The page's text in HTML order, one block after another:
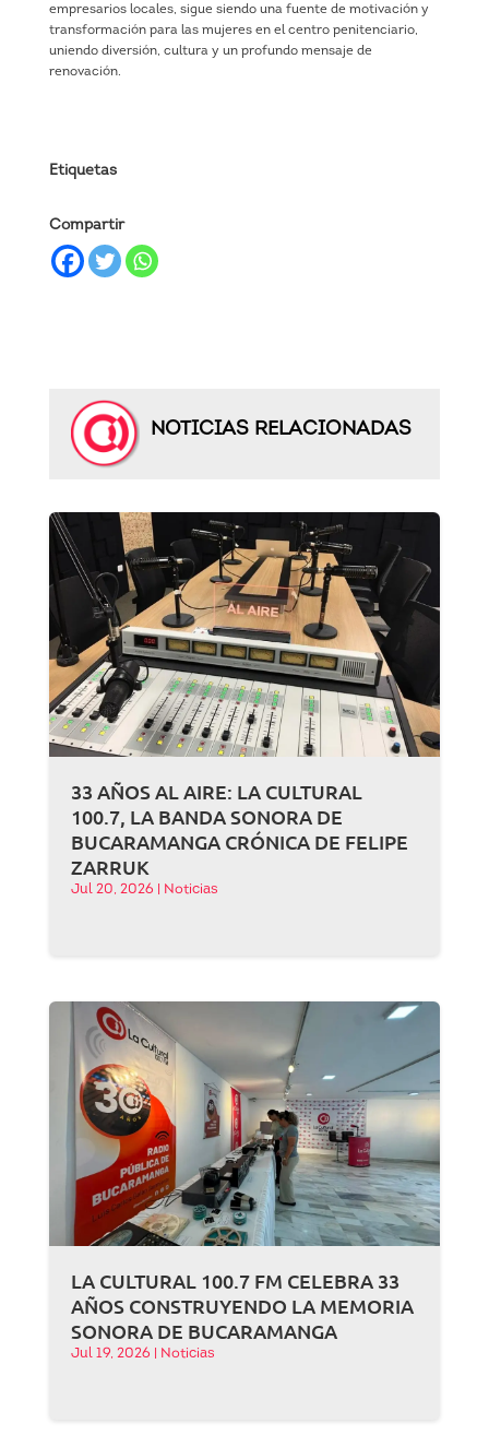
empresarios locales, sigue siendo una fuente de motivación y
transformación para las mujeres en el centro penitenciario,
uniendo diversión, cultura y un profundo mensaje de
renovación.
Etiquetas
Compartir
NOTICIAS RELACIONADAS
33 AÑOS AL AIRE: LA CULTURAL
100.7, LA BANDA SONORA DE
BUCARAMANGA CRÓNICA DE FELIPE
ZARRUK
Jul 20, 2026 Noticias
LA CULTURAL 100.7 FM CELEBRA 33
AÑOS CONSTRUYENDO LA MEMORIA
SONORA DE BUCARAMANGA
Jul 19, 2026 Noticias